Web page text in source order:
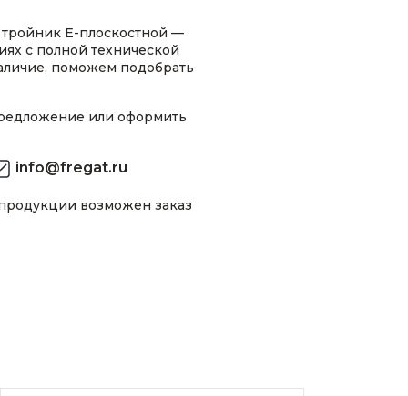
E-плоскостной —
с полной технической
поможем подобрать
или оформить
info@fregat.ru
возможен заказ